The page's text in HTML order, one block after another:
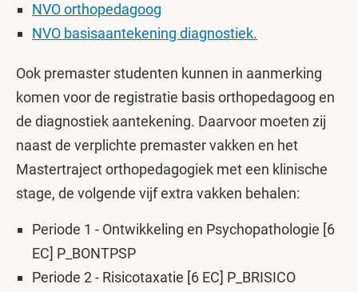
NVO orthopedagoog
NVO basisaantekening diagnostiek.
Ook premaster studenten kunnen in aanmerking
komen voor de registratie basis orthopedagoog en
de diagnostiek aantekening. Daarvoor moeten zij
naast de verplichte premaster vakken en het
Mastertraject orthopedagogiek met een klinische
stage, de volgende vijf extra vakken behalen:
Periode 1 - Ontwikkeling en Psychopathologie [6
EC] P_BONTPSP
Periode 2 - Risicotaxatie [6 EC] P_BRISICO